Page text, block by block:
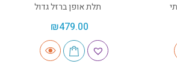
תלת אופן ברזל גדול
₪479.00